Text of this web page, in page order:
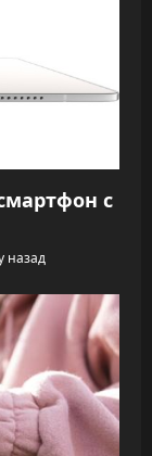
с
назад